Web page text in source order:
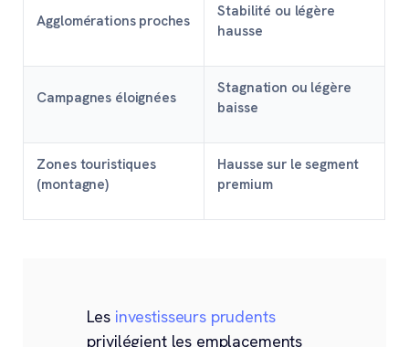
Agglomérations proches
Stabilité ou légère
hausse
Campagnes éloignées
Stagnation ou légère
baisse
Zones touristiques
(montagne)
Hausse sur le segment
premium
Les investisseurs prudents
privilégient les emplacements